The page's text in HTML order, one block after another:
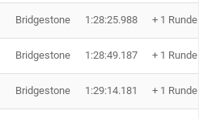
Bridgestone 1:28:25.988 + 1 Runde
Bridgestone 1:28:49.187 + 1 Runde
Bridgestone 1:29:14.181 + 1 Runde